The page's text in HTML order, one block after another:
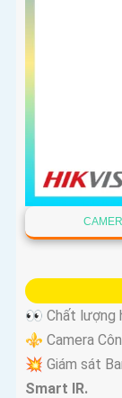
👀 Chất lượng
⚜️ Camera
💥 Giám sát
Smart IR.